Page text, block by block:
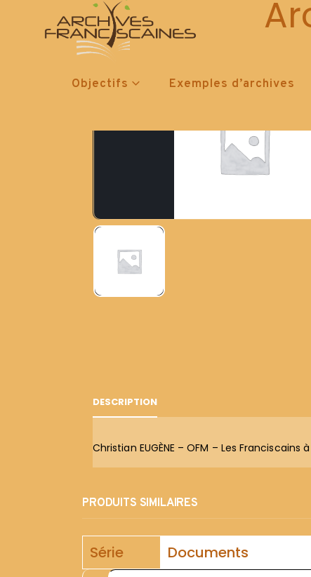
Objectifs Exemples d’archives
DESCRIPTION
Christian EUGÈNE – OFM – Les
PRODUITS SIMILAIRES
Série Documents